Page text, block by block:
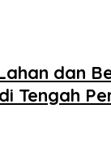
dan
Tengah